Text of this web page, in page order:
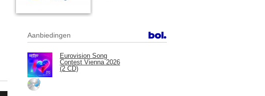
Aanbiedingen
Eurovision Song
Contest Vienna 2026
(2 CD)